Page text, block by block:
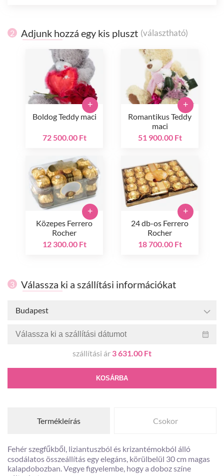
2 Adjunk hozzá egy kis pluszt (választható)
Boldog Teddy maci
72 500.00 Ft
+
Romantikus Teddy
maci
51 900.00 Ft
+
Közepes Ferrero
Rocher
12 300.00 Ft
+
24 db-os Ferrero
Rocher
18 700.00 Ft
+
3 Válassza ki a szállítási információkat
Budapest
szállítási ár 3 631.00 Ft
KOSÁRBA
Termékleírás Csokor
Fehér szegfűkből, liziantuszból és krizantémokból álló
csodálatos összeállítás egy elegáns, körülbelül 30 cm magas
kalapdobozban. Vegye figyelembe, hogy a doboz színe